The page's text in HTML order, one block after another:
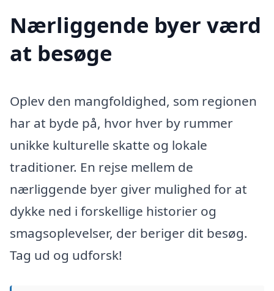
Nærliggende byer værd
at besøge
Oplev den mangfoldighed, som regionen
har at byde på, hvor hver by rummer
unikke kulturelle skatte og lokale
traditioner. En rejse mellem de
nærliggende byer giver mulighed for at
dykke ned i forskellige historier og
smagsoplevelser, der beriger dit besøg.
Tag ud og udforsk!